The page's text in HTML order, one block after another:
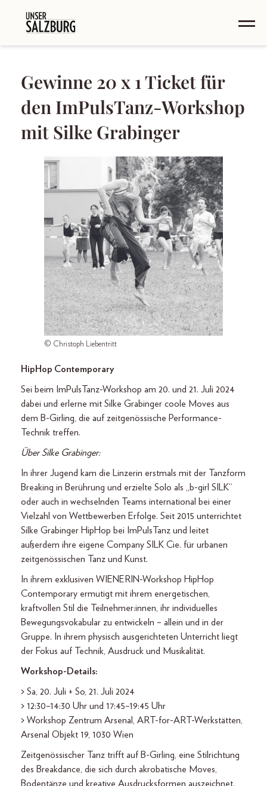
Gewinne 20 x 1 Ticket für
den ImPulsTanz-Workshop
mit Silke Grabinger
© Christoph Liebentritt
HipHop Contemporary
Sei beim ImPulsTanz-Workshop am 20. und 21. Juli 2024
dabei und erlerne mit Silke Grabinger coole Moves aus
dem B-Girling, die auf zeitgenössische Performance-
Technik treffen.
Über Silke Grabinger:
In ihrer Jugend kam die Linzerin erstmals mit der Tanzform
Breaking in Berührung und erzielte Solo als „b-girl SILK“
oder auch in wechselnden Teams international bei einer
Vielzahl von Wettbewerben Erfolge. Seit 2015 unterrichtet
Silke Grabinger HipHop bei ImPulsTanz und leitet
außerdem ihre eigene Company SILK Cie. für urbanen
zeitgenössischen Tanz und Kunst.
In ihrem exklusiven WIENERIN-Workshop HipHop
Contemporary ermutigt mit ihrem energetischen,
kraftvollen Stil die Teilnehmer:innen, ihr individuelles
Bewegungsvokabular zu entwickeln – allein und in der
Gruppe. In ihrem physisch ausgerichteten Unterricht liegt
der Fokus auf Technik, Ausdruck und Musikalität.
Workshop-Details:
> Sa, 20. Juli + So, 21. Juli 2024
> 12:30–14:30 Uhr und 17:45–19:45 Uhr
> Workshop Zentrum Arsenal, ART-for-ART-Werkstätten,
Arsenal Objekt 19, 1030 Wien
Zeitgenössischer Tanz trifft auf B-Girling, eine Stilrichtung
des Breakdance, die sich durch akrobatische Moves,
Bodentänze und kreative Ausdrucksformen auszeichnet.